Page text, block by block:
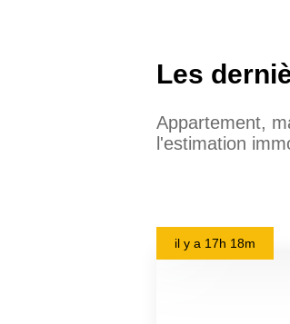
Les
Appartement,
l'estimation
il y a 17h 18m